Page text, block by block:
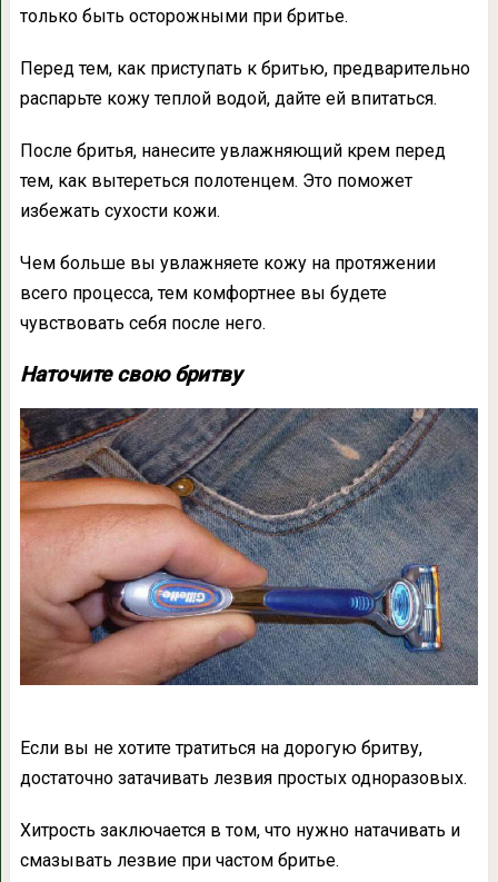
только быть осторожными при бритье.
Перед тем, как приступать к бритью, предварительно
распарьте кожу теплой водой, дайте ей впитаться.
После бритья, нанесите увлажняющий крем перед
тем, как вытереться полотенцем. Это поможет
избежать сухости кожи.
Чем больше вы увлажняете кожу на протяжении
всего процесса, тем комфортнее вы будете
чувствовать себя после него.
Наточите свою бритву
Если вы не хотите тратиться на дорогую бритву,
достаточно затачивать лезвия простых одноразовых.
Хитрость заключается в том, что нужно натачивать и
смазывать лезвие при частом бритье.